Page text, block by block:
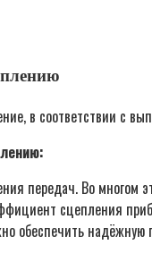
в соответствии с
передач. Во
сцепления
обеспечить